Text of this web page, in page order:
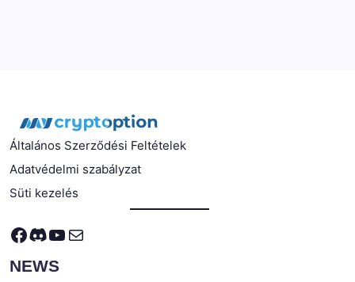
Általános Szerződési Feltételek
Adatvédelmi szabályzat
Süti kezelés
Facebook
Discord
YouTube
Mail
NEWS